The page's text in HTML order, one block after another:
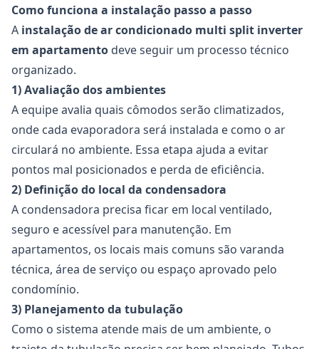
Como funciona a instalação passo a passo
A instalação de ar condicionado multi split inverter
em apartamento deve seguir um processo técnico
organizado.
1) Avaliação dos ambientes
A equipe avalia quais cômodos serão climatizados,
onde cada evaporadora será instalada e como o ar
circulará no ambiente. Essa etapa ajuda a evitar
pontos mal posicionados e perda de eficiência.
2) Definição do local da condensadora
A condensadora precisa ficar em local ventilado,
seguro e acessível para manutenção. Em
apartamentos, os locais mais comuns são varanda
técnica, área de serviço ou espaço aprovado pelo
condomínio.
3) Planejamento da tubulação
Como o sistema atende mais de um ambiente, o